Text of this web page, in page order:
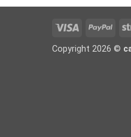
Visa
Copyright 2026 ©